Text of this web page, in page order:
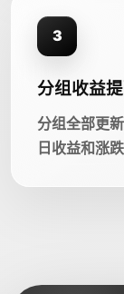
3
分组收益
分组全部更
日收益和涨跌